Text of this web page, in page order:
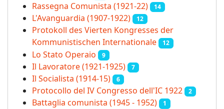
Rassegna Comunista (1921‑22) 14
L'Avanguardia (1907-1922) 12
Protokoll des Vierten Kongresses der
Kommunistischen Internationale
12
Lo Stato Operaio 9
Il Lavoratore (1921-1925) 7
Il Socialista (1914‑15) 6
Protocollo del IV Congresso dell'IC 1922 2
Battaglia comunista (1945 - 1952) 1